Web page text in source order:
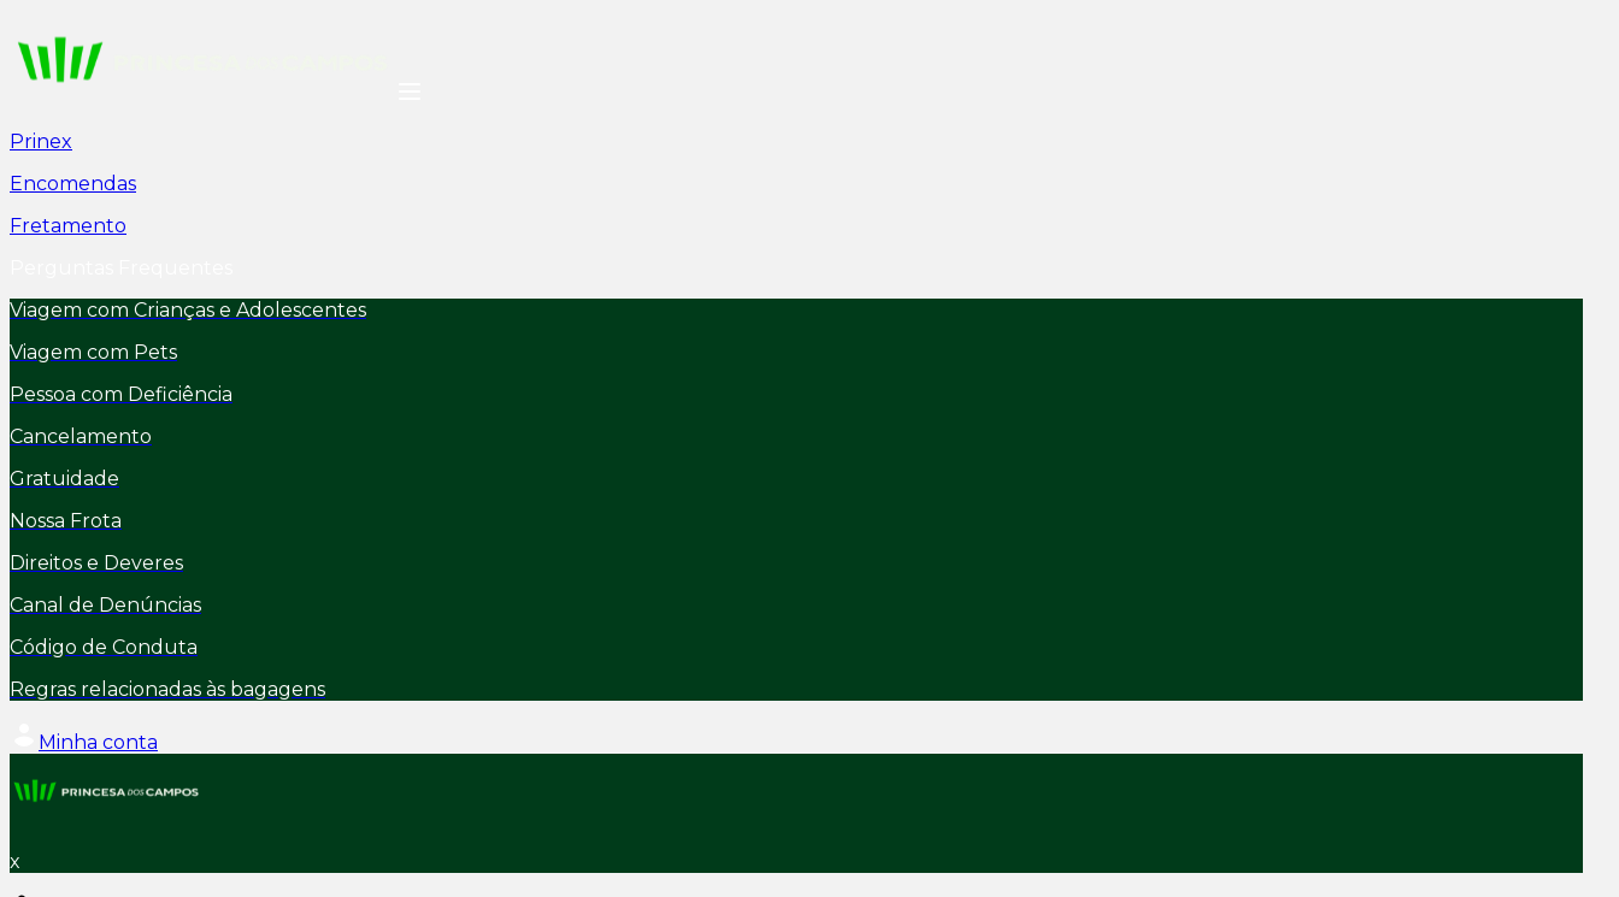
Prinex
Encomendas
Fretamento
Viagem com Crianças e Adolescentes
Viagem com Pets
Pessoa com Deficiência
Cancelamento
Gratuidade
Nossa Frota
Direitos e Deveres
Canal de Denúncias
Código de Conduta
Regras relacionadas às bagagens
Minha conta
x